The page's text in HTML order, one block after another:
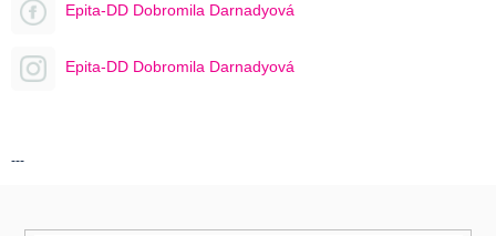
Epita-DD Dobromila Darnadyová
Epita-DD Dobromila Darnadyová
---